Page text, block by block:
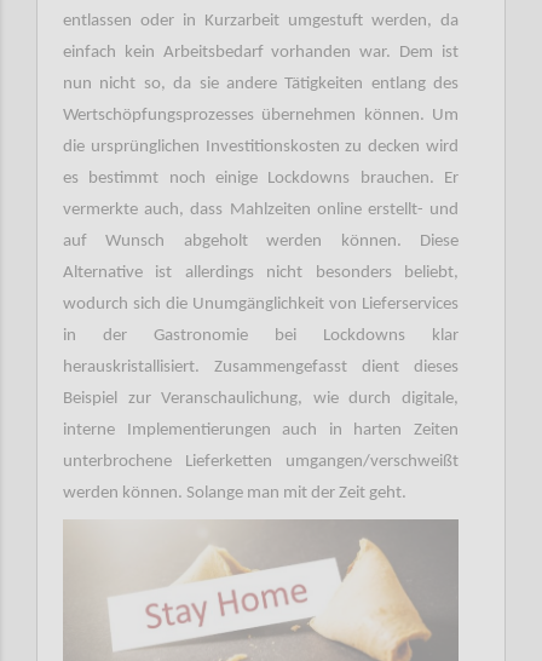
entlassen oder in Kurzarbeit umgestuft werden, da
einfach kein Arbeitsbedarf vorhanden war. Dem ist
nun nicht so, da sie andere Tätigkeiten entlang des
Wertschöpfungsprozesses übernehmen können. Um
die ursprünglichen Investitionskosten zu decken wird
es bestimmt noch einige Lockdowns brauchen. Er
vermerkte auch, dass Mahlzeiten online erstellt- und
auf Wunsch abgeholt werden können. Diese
Alternative ist allerdings nicht besonders beliebt,
wodurch sich die Unumgänglichkeit von Lieferservices
in der Gastronomie bei Lockdowns klar
herauskristallisiert. Zusammengefasst dient dieses
Beispiel zur Veranschaulichung, wie durch digitale,
interne Implementierungen auch in harten Zeiten
unterbrochene Lieferketten umgangen/verschweißt
werden können. Solange man mit der Zeit geht.